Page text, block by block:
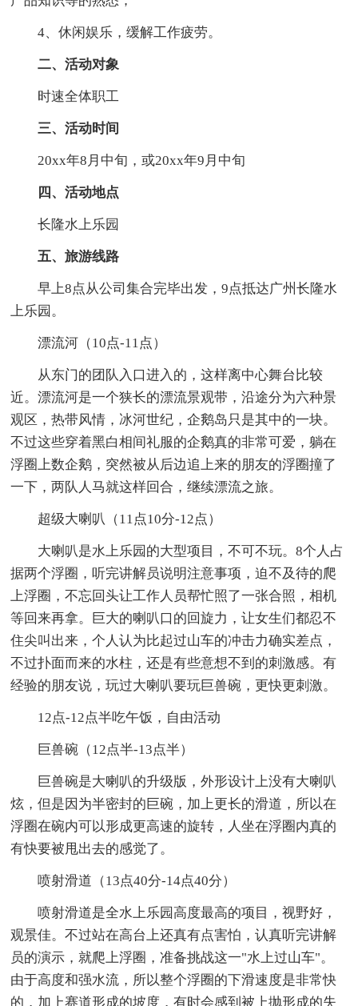
4、休闲娱乐，缓解工作疲劳。
二、活动对象
时速全体职工
三、活动时间
20xx年8月中旬，或20xx年9月中旬
四、活动地点
长隆水上乐园
五、旅游线路
早上8点从公司集合完毕出发，9点抵达广州长隆水
上乐园。
漂流河（10点-11点）
从东门的团队入口进入的，这样离中心舞台比较
近。漂流河是一个狭长的漂流景观带，沿途分为六种景
观区，热带风情，冰河世纪，企鹅岛只是其中的一块。
不过这些穿着黑白相间礼服的企鹅真的非常可爱，躺在
浮圈上数企鹅，突然被从后边追上来的朋友的浮圈撞了
一下，两队人马就这样回合，继续漂流之旅。
超级大喇叭（11点10分-12点）
大喇叭是水上乐园的大型项目，不可不玩。8个人占
据两个浮圈，听完讲解员说明注意事项，迫不及待的爬
上浮圈，不忘回头让工作人员帮忙照了一张合照，相机
等回来再拿。巨大的喇叭口的回旋力，让女生们都忍不
住尖叫出来，个人认为比起过山车的冲击力确实差点，
不过扑面而来的水柱，还是有些意想不到的刺激感。有
经验的朋友说，玩过大喇叭要玩巨兽碗，更快更刺激。
12点-12点半吃午饭，自由活动
巨兽碗（12点半-13点半）
巨兽碗是大喇叭的升级版，外形设计上没有大喇叭
炫，但是因为半密封的巨碗，加上更长的滑道，所以在
浮圈在碗内可以形成更高速的旋转，人坐在浮圈内真的
有快要被甩出去的感觉了。
喷射滑道（13点40分-14点40分）
喷射滑道是全水上乐园高度最高的项目，视野好，
观景佳。不过站在高台上还真有点害怕，认真听完讲解
员的演示，就爬上浮圈，准备挑战这一"水上过山车"。
由于高度和强水流，所以整个浮圈的下滑速度是非常快
的，加上赛道形成的坡度，有时会感到被上抛形成的失